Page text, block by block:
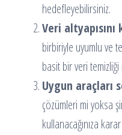
hedefleyebilirsiniz.
Veri altyapısını
birbiriyle uyumlu ve
basit bir veri
Uygun araçları
çözümleri mi yoksa
kullanacağınıza